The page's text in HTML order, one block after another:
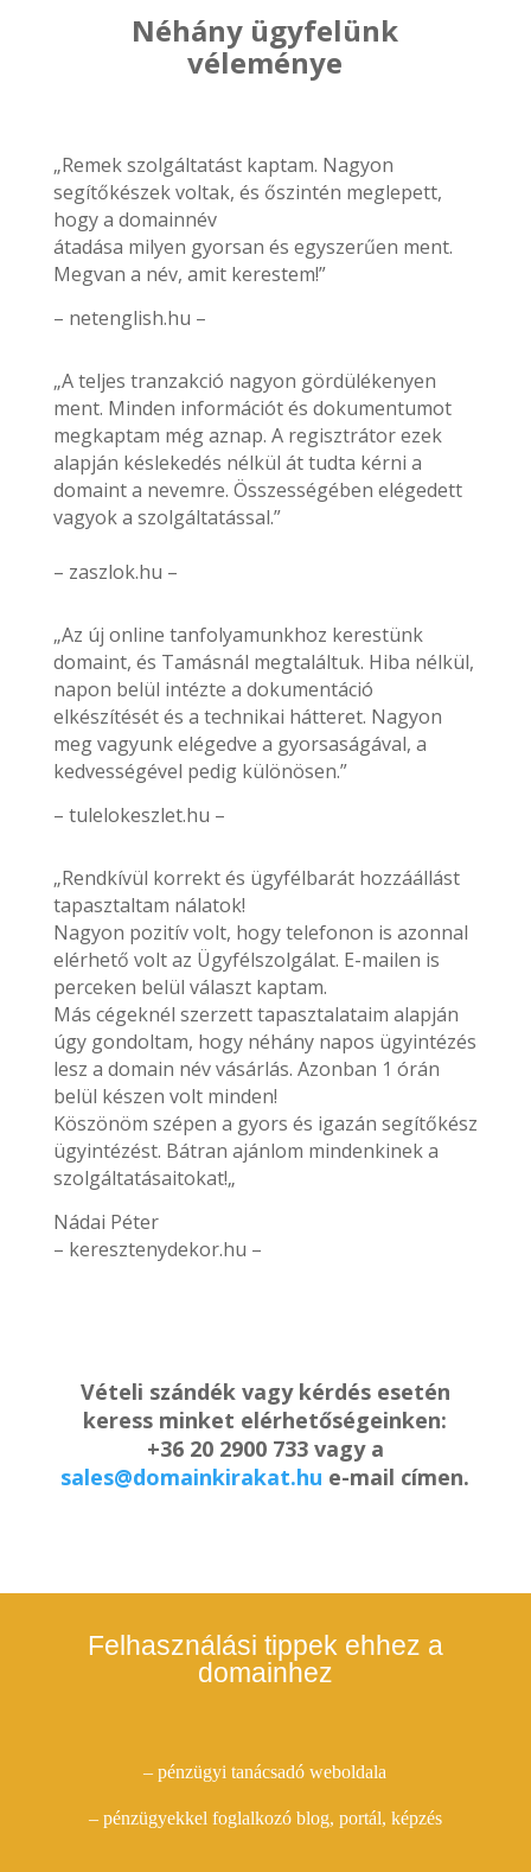
Néhány ügyfelünk
véleménye
„Remek szolgáltatást kaptam. Nagyon
segítőkészek voltak, és őszintén meglepett,
hogy a domainnév
átadása milyen gyorsan és egyszerűen ment.
Megvan a név, amit kerestem!”
– netenglish.hu –
„A teljes tranzakció nagyon gördülékenyen
ment. Minden információt és dokumentumot
megkaptam még aznap. A regisztrátor ezek
alapján késlekedés nélkül át tudta kérni a
domaint a nevemre. Összességében elégedett
vagyok a szolgáltatással.”
– zaszlok.hu –
„Az új online tanfolyamunkhoz kerestünk
domaint, és Tamásnál megtaláltuk. Hiba nélkül,
napon belül intézte a dokumentáció
elkészítését és a technikai hátteret. Nagyon
meg vagyunk elégedve a gyorsaságával, a
kedvességével pedig különösen.”
– tulelokeszlet.hu –
„Rendkívül korrekt és ügyfélbarát hozzáállást
tapasztaltam nálatok!
Nagyon pozitív volt, hogy telefonon is azonnal
elérhető volt az Ügyfélszolgálat. E-mailen is
perceken belül választ kaptam.
Más cégeknél szerzett tapasztalataim alapján
úgy gondoltam, hogy néhány napos ügyintézés
lesz a domain név vásárlás. Azonban 1 órán
belül készen volt minden!
Köszönöm szépen a gyors és igazán segítőkész
ügyintézést. Bátran ajánlom mindenkinek a
szolgáltatásaitokat!„
Nádai Péter
– keresztenydekor.hu –
Vételi szándék vagy kérdés esetén
keress minket elérhetőségeinken:
+36 20 2900 733 vagy a
sales@domainkirakat.hu e-mail címen.
Felhasználási tippek ehhez a
domainhez
– pénzügyi tanácsadó weboldala
– pénzügyekkel foglalkozó blog, portál, képzés